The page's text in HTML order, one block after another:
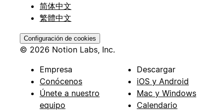
简体中文
繁體中文
Configuración de cookies
© 2026 Notion Labs, Inc.
Empresa
Conócenos
Únete a nuestro
equipo
Descargar
iOS y Android
Mac y Windows
Calendario